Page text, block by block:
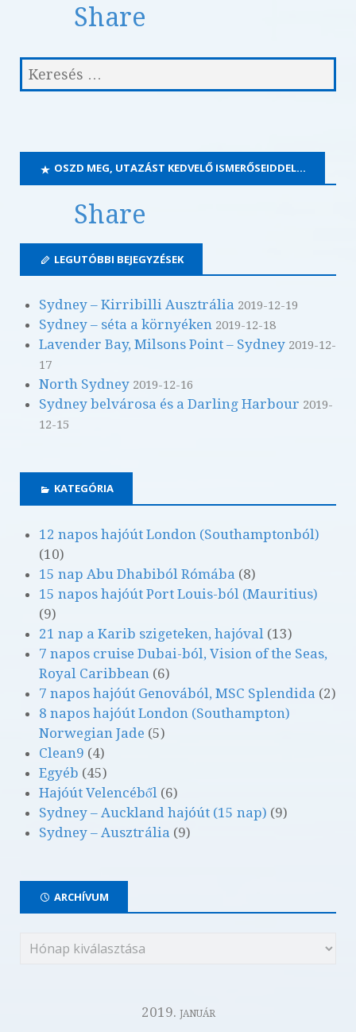
Share
OSZD MEG, UTAZÁST KEDVELŐ ISMERŐSEIDDEL…
Share
LEGUTÓBBI BEJEGYZÉSEK
Sydney – Kirribilli Ausztrália 2019-12-19
Sydney – séta a környéken 2019-12-18
Lavender Bay, Milsons Point – Sydney 2019-12-
17
North Sydney 2019-12-16
Sydney belvárosa és a Darling Harbour 2019-
12-15
KATEGÓRIA
12 napos hajóút London (Southamptonból)
(10)
15 nap Abu Dhabiból Rómába (8)
15 napos hajóút Port Louis-ból (Mauritius)
(9)
21 nap a Karib szigeteken, hajóval (13)
7 napos cruise Dubai-ból, Vision of the Seas,
Royal Caribbean (6)
7 napos hajóút Genovából, MSC Splendida (2)
8 napos hajóút London (Southampton)
Norwegian Jade (5)
Clean9 (4)
Egyéb (45)
Hajóút Velencéből (6)
Sydney – Auckland hajóút (15 nap) (9)
Sydney – Ausztrália (9)
ARCHÍVUM
2019. január